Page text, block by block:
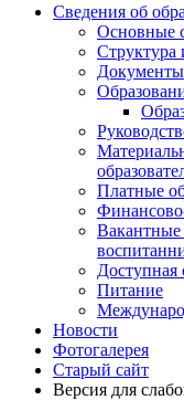
Сведения об
Основные
Структура
Документы
Платные
Вакантные
Доступная
Питание
Новости
Фотогалерея
Старый сайт
Версия для